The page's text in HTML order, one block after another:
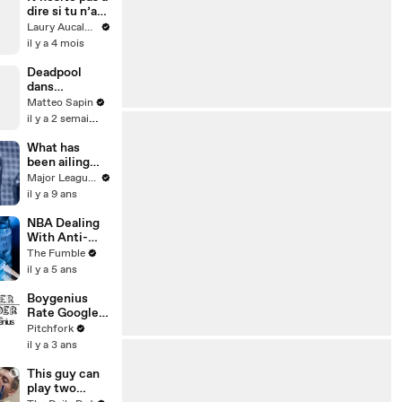
dire si tu n’as
pas compris
🙂‍↔️
Laury Aucalme
il y a 4 mois
Deadpool
dans
Avengers
Doomsday ?
Matteo Sapin
il y a 2 semaines
What has
been ailing
the Chicago
Fire in
Analyst's Den
Major League Soccer
il y a 9 ans
NBA Dealing
With Anti-
COVID
Vaccine
Pushed By
Kyrie Irving,
Jonathan
Isaac & More
The Fumble
il y a 5 ans
Boygenius
Rate Google
Drive, the
Ocean, and
Pitchfork
il y a 3 ans
This guy can
play two